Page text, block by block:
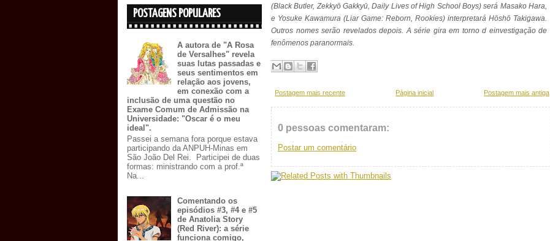
POSTAGENS POPULARES
A autora de "A Rosa
de Versalhes" revela
suas lutas passadas e
seus sentimentos em
relação aos jovens,
em conexão com a
inclusão de uma questão no
Exame Comum de Admissão na
Universidade: "Oscar é o meu
ideal".
Passei a semana fora porque estava
participando da ANPUH-Minas em
São João Del Rei. Participei de duas
formas: ministrando com a prof.ª
Na...
Comentando os
episódios #3, #4 e #5
de Anatolia Story
(Red River): a série
funciona comigo,
(Black Butler, Zekkyō Gakkyū, Daily Lives of High School Boys) será Masako Hara,
e Yosuke Kawamura (Liar Game: Reborn, Rookies) interpretará Hōshō Takigawa.
Outros nomes serão revelados depois. A série gira em torno d einvestigação de
fenômenos paranormais.
Postagem mais recente Postagem mais antiga
Página inicial
0 pessoas comentaram:
Postar um comentário